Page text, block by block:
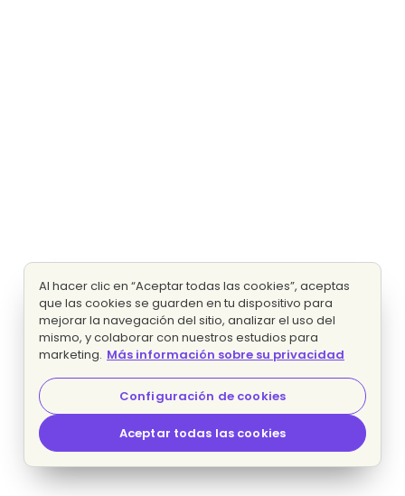
Al hacer clic en “Aceptar todas las cookies”, aceptas
que las cookies se guarden en tu dispositivo para
mejorar la navegación del sitio, analizar el uso del
mismo, y colaborar con nuestros estudios para
marketing. Más información sobre su privacidad
Configuración de cookies
Aceptar todas las cookies